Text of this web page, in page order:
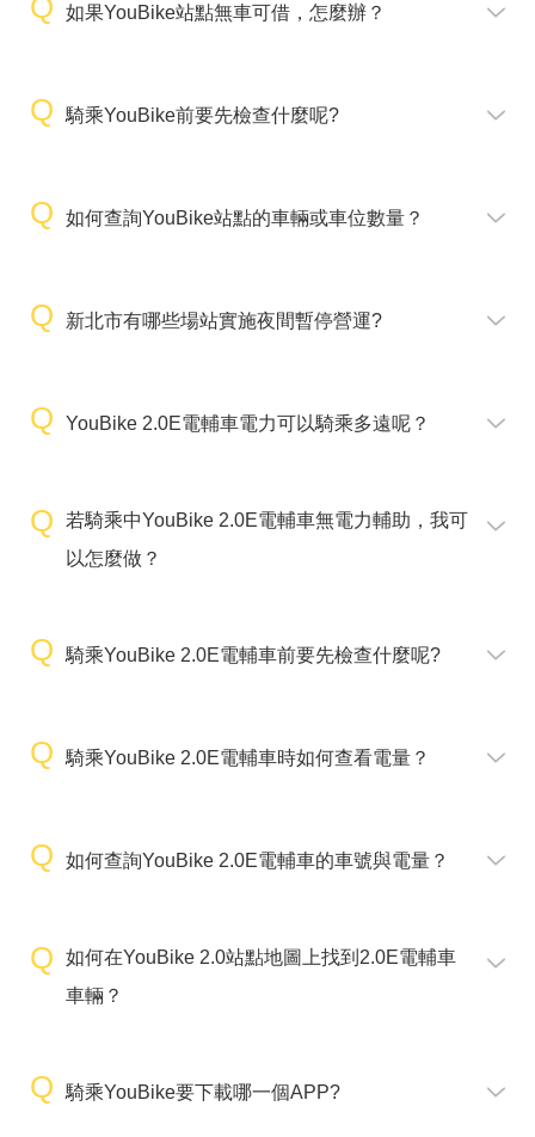
如果YouBike站點無車可借，怎麼辦？
騎乘YouBike前要先檢查什麼呢?
如何查詢YouBike站點的車輛或車位數量？
新北市有哪些場站實施夜間暫停營運?
YouBike 2.0E電輔車電力可以騎乘多遠呢？
若騎乘中YouBike 2.0E電輔車無電力輔助，我可
以怎麼做？
騎乘YouBike 2.0E電輔車前要先檢查什麼呢?
騎乘YouBike 2.0E電輔車時如何查看電量？
如何查詢YouBike 2.0E電輔車的車號與電量？
如何在YouBike 2.0站點地圖上找到2.0E電輔車
車輛？
騎乘YouBike要下載哪一個APP?